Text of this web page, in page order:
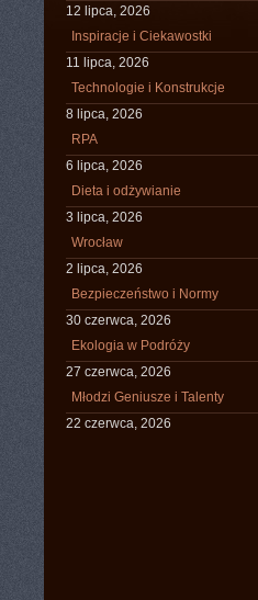
12 lipca, 2026
Inspiracje i Ciekawostki
11 lipca, 2026
Technologie i Konstrukcje
8 lipca, 2026
RPA
6 lipca, 2026
Dieta i odżywianie
3 lipca, 2026
Wrocław
2 lipca, 2026
Bezpieczeństwo i Normy
30 czerwca, 2026
Ekologia w Podróży
27 czerwca, 2026
Młodzi Geniusze i Talenty
22 czerwca, 2026